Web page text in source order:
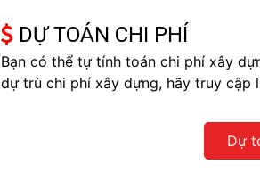
DỰ TOÁN CHI PHÍ
Bạn có thể tự tính toán chi phí xây
dự trù chi phí xây dựng, hãy truy cập
Dự